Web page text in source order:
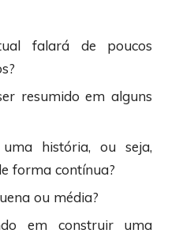
falará de poucos
resumido em alguns
história, ou seja,
forma contínua?
ou média?
em construir uma